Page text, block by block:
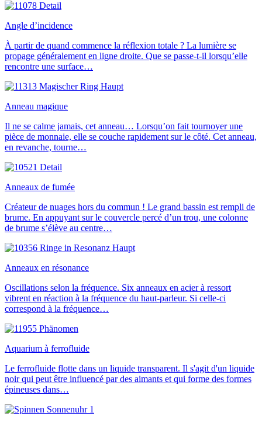
Angle d’incidence
À partir de quand commence la réflexion totale ? La lumière se
propage généralement en ligne droite. Que se passe-t-il lorsqu’elle
rencontre une surface…
Anneau magique
Il ne se calme jamais, cet anneau… Lorsqu’on fait tournoyer une
pièce de monnaie, elle se couche rapidement sur le côté. Cet anneau,
en revanche, tourne…
Anneaux de fumée
Créateur de nuages hors du commun ! Le grand bassin est rempli de
brume. En appuyant sur le couvercle percé d’un trou, une colonne
de brume s’élève au centre…
Anneaux en résonance
Oscillations selon la fréquence. Six anneaux en acier à ressort
vibrent en réaction à la fréquence du haut-parleur. Si celle-ci
correspond à la fréquence…
Aquarium à ferrofluide
Le ferrofluide flotte dans un liquide transparent. Il s'agit d'un liquide
noir qui peut être influencé par des aimants et qui forme des formes
épineuses dans…